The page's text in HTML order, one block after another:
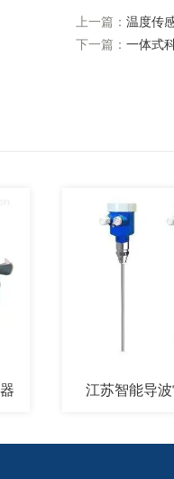
上一篇： 温度传
下一篇： 一体式
江苏智能导波雷达